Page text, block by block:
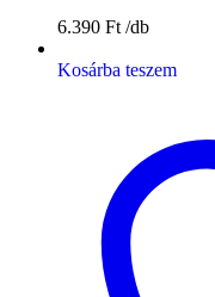
6.390 Ft
Kosárba teszem